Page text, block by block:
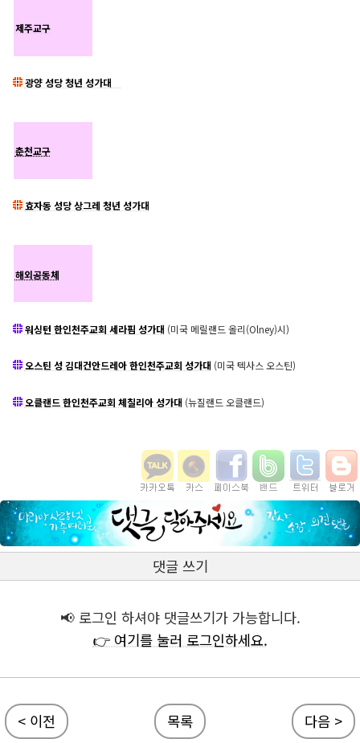
제주교구
광양 성당 청년 성가대
춘천교구
효자동 성당 상그레 청년 성가대
해외공동체
워싱턴 한인천주교회 세라핌 성가대 (미국 메릴랜드 올리(Olney)시)
오스틴 성 김대건안드레아 한인천주교회 성가대 (미국 텍사스 오스틴)
오클랜드 한인천주교회 체칠리아 성가대 (뉴질랜드 오클랜드)
댓글 쓰기
📢 로그인 하셔야 댓글쓰기가 가능합니다.
👉 여기를 눌러 로그인하세요.
< 이전 목록 다음 >